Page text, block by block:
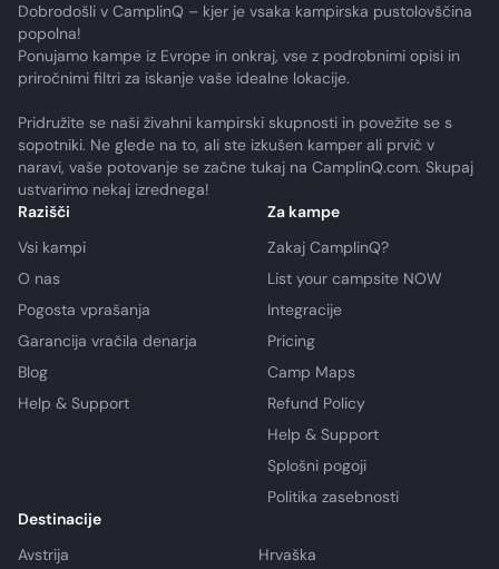
Dobrodošli v CamplinQ – kjer je vsaka kampirska pustolovščina
popolna!
Ponujamo kampe iz Evrope in onkraj, vse z podrobnimi opisi in
priročnimi filtri za iskanje vaše idealne lokacije.
Pridružite se naši živahni kampirski skupnosti in povežite se s
sopotniki. Ne glede na to, ali ste izkušen kamper ali prvič v
naravi, vaše potovanje se začne tukaj na CamplinQ.com. Skupaj
ustvarimo nekaj izrednega!
Razišči
Vsi kampi
O nas
Pogosta vprašanja
Garancija vračila denarja
Blog
Help & Support
Za kampe
Zakaj CamplinQ?
List your campsite NOW
Integracije
Pricing
Camp Maps
Refund Policy
Help & Support
Splošni pogoji
Politika zasebnosti
Destinacije
Avstrija
Hrvaška